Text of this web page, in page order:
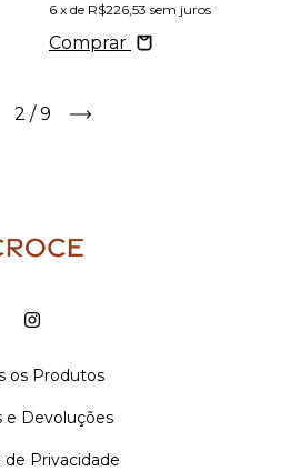
6 x de R$226,53 sem juros
Comprar
2 / 9
os Produtos
e Devoluções
de Privacidade